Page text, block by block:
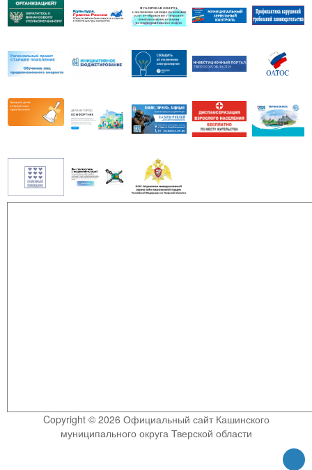
Copyright © 2026 Официальный сайт Кашинского
муниципального округа Тверской области